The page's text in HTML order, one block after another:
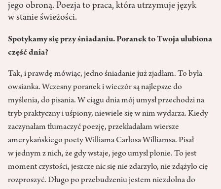
jego obroną. Poezja to praca, która utrzymuje język
w stanie świeżości.
Spotykamy się przy śniadaniu. Poranek to Twoja ulubiona
część dnia?
Tak, i prawdę mówiąc, jedno śniadanie już zjadłam. To była
owsianka. Wczesny poranek i wieczór są najlepsze do
myślenia, do pisania. W ciągu dnia mój umysł przechodzi na
tryb praktyczny i uśpiony, niewiele się w nim wydarza. Kiedy
zaczynałam tłumaczyć poezję, przekładałam wiersze
amerykańskiego poety Williama Carlosa Williamsa. Pisał
w jednym z nich, że gdy wstaje, jego umysł płonie. To jest
moment czystości, jeszcze nic się nie zdarzyło, nie zdążyło cię
rozproszyć. Długo po przebudzeniu jestem niezdolna do